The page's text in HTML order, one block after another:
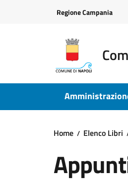
Regione Campania
Home Elenco Libri